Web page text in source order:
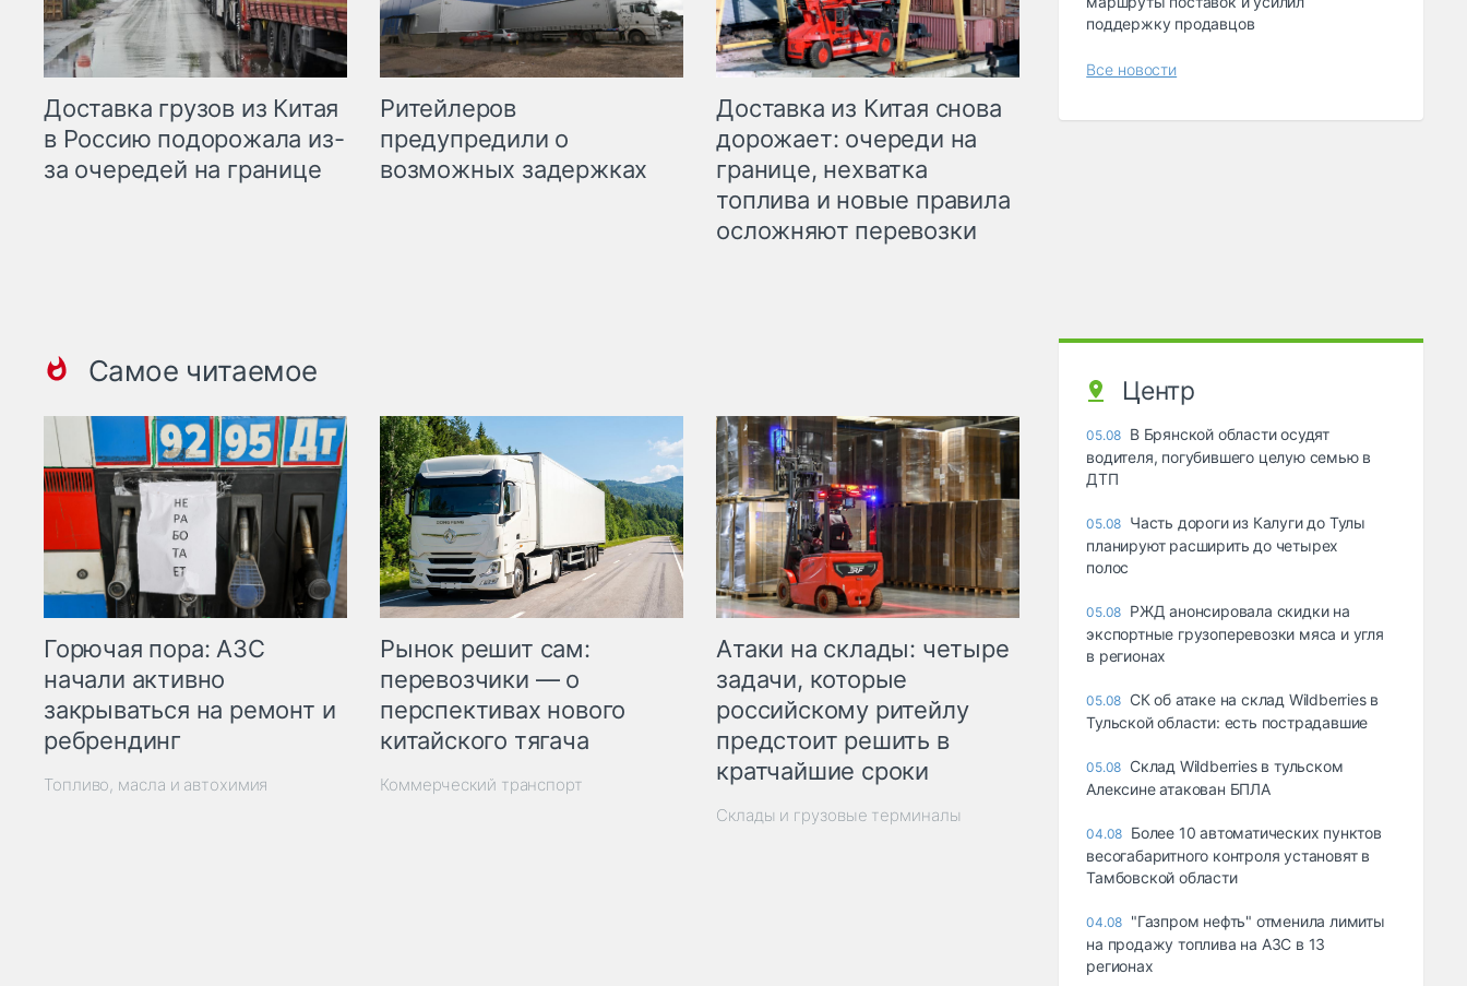
Доставка грузов из Китая
в Россию подорожала из-
за очередей на границе
Ритейлеров
предупредили о
возможных задержках
Доставка из Китая снова
дорожает: очереди на
границе, нехватка
топлива и новые правила
осложняют перевозки
Самое читаемое
Горючая пора: АЗС
начали активно
закрываться на ремонт и
ребрендинг
Топливо, масла и автохимия
Рынок решит сам:
перевозчики — о
перспективах нового
китайского тягача
Коммерческий транспорт
Атаки на склады: четыре
задачи, которые
российскому ритейлу
предстоит решить в
кратчайшие сроки
Склады и грузовые терминалы
поддержку продавцов
Все новости
Центр
05.08 В Брянской области осудят
водителя, погубившего целую семью в
ДТП
05.08 Часть дороги из Калуги до Тулы
планируют расширить до четырех
полос
05.08 РЖД анонсировала скидки на
экспортные грузоперевозки мяса и угля
в регионах
05.08 СК об атаке на склад Wildberries в
Тульской области: есть пострадавшие
05.08 Склад Wildberries в тульском
Алексине атакован БПЛА
04.08 Более 10 автоматических пунктов
весогабаритного контроля установят в
Тамбовской области
04.08 "Газпром нефть" отменила лимиты
на продажу топлива на АЗС в 13
регионах